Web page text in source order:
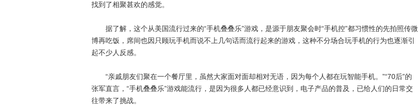
找到了相聚甚欢的感觉。
据了解，这个从美国流行过来的“手机叠叠乐”游戏，是源于朋友聚会时“手机控”都习惯性的先拍照传微
博再吃饭，席间也因只顾玩手机而说不上几句话而流行起来的游戏，这种不分场合玩手机的行为也逐渐引
起不少人反感。
“亲戚朋友们聚在一个餐厅里，虽然大家面对面却相对无语，因为每个人都在玩智能手机。”“70后”的
张军直言，“手机叠叠乐”游戏能流行，是因为很多人都已经意识到，电子产品的普及，已给人们的日常交
往带来了挑战。